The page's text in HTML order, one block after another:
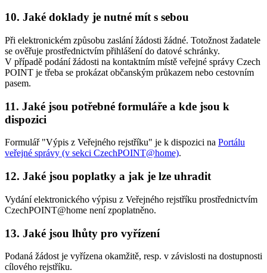
10. Jaké doklady je nutné mít s sebou
Při elektronickém způsobu zaslání žádosti žádné. Totožnost žadatele
se ověřuje prostřednictvím přihlášení do datové schránky.
V případě podání žádosti na kontaktním místě veřejné správy Czech
POINT je třeba se prokázat občanským průkazem nebo cestovním
pasem.
11. Jaké jsou potřebné formuláře a kde jsou k
dispozici
Formulář "Výpis z Veřejného rejstříku" je k dispozici na Portálu
veřejné správy (v sekci CzechPOINT@home).
12. Jaké jsou poplatky a jak je lze uhradit
Vydání elektronického výpisu z Veřejného rejstříku prostřednictvím
CzechPOINT@home není zpoplatněno.
13. Jaké jsou lhůty pro vyřízení
Podaná žádost je vyřízena okamžitě, resp. v závislosti na dostupnosti
cílového rejstříku.